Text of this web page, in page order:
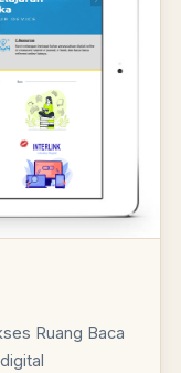
Ruang Baca
A±
INFORMASI